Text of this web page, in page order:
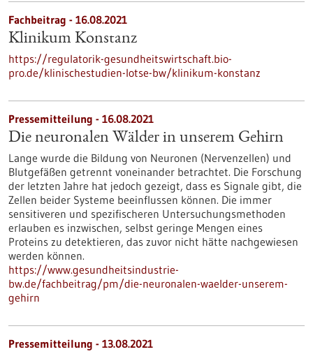
Fachbeitrag - 16.08.2021
Klinikum Konstanz
https://regulatorik-gesundheitswirtschaft.bio-
pro.de/klinischestudien-lotse-bw/klinikum-konstanz
Pressemitteilung - 16.08.2021
Die neuronalen Wälder in unserem Gehirn
Lange wurde die Bildung von Neuronen (Nervenzellen) und
Blutgefäßen getrennt voneinander betrachtet. Die Forschung
der letzten Jahre hat jedoch gezeigt, dass es Signale gibt, die
Zellen beider Systeme beeinflussen können. Die immer
sensitiveren und spezifischeren Untersuchungsmethoden
erlauben es inzwischen, selbst geringe Mengen eines
Proteins zu detektieren, das zuvor nicht hätte nachgewiesen
werden können.
https://www.gesundheitsindustrie-
bw.de/fachbeitrag/pm/die-neuronalen-waelder-unserem-
gehirn
Pressemitteilung - 13.08.2021